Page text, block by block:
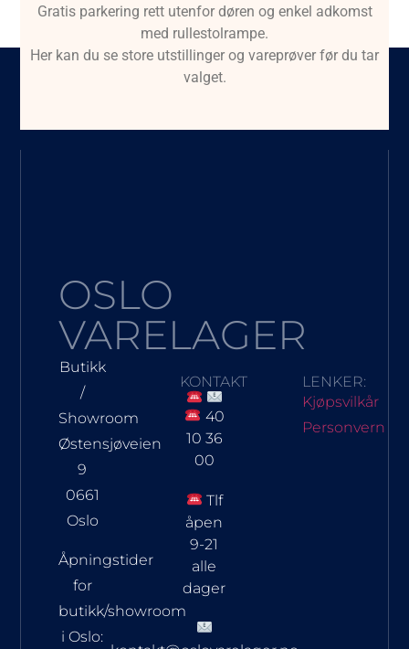
Gratis parkering rett utenfor døren og enkel adkomst
med rullestolrampe.
Her kan du se store utstillinger og vareprøver før du tar
valget.
OSLO
VARELAGER
Butikk
/
Showroom
Østensjøveien
9
0661
Oslo
Åpningstider
for
butikk/showroom
i Oslo:
KONTAKT
40
10 36
00
Tlf
åpen
9-21
alle
dager
LENKER:
Kjøpsvilkår
Personvern